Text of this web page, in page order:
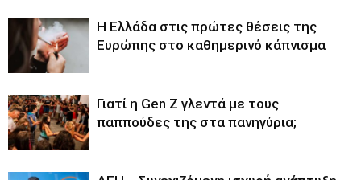
Η Ελλάδα στις πρώτες θέσεις της
Ευρώπης στο καθημερινό κάπνισμα
Γιατί η Gen Z γλεντά με τους
παππούδες της στα πανηγύρια;